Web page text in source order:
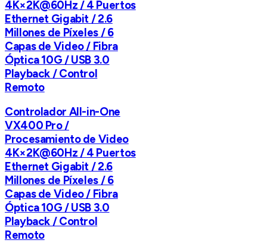
4K×2K@60Hz / 4 Puertos
Ethernet Gigabit / 2.6
Millones de Píxeles / 6
Capas de Video / Fibra
Óptica 10G / USB 3.0
Playback / Control
Remoto
Controlador All-in-One
VX400 Pro /
Procesamiento de Video
4K×2K@60Hz / 4 Puertos
Ethernet Gigabit / 2.6
Millones de Píxeles / 6
Capas de Video / Fibra
Óptica 10G / USB 3.0
Playback / Control
Remoto